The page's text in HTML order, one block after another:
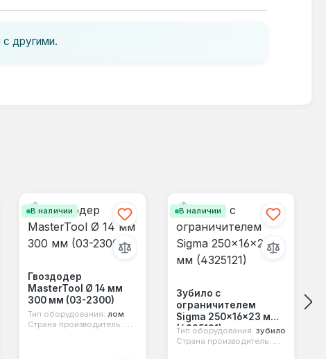
другими.
В наличии
Гвоздодер
MasterTool Ø 14 мм
300 мм (03-2300)
Тип оборудования: лом
Страна производитель:
В наличии
Зубило с
ограничителем
Sigma 250×16×23 мм
(4325121)
Тип оборудования: зубило
Страна производитель: